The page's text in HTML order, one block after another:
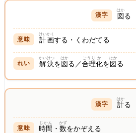
図
はか
る
計画
けいかく
する・くわだてる
解決
かいけつ
を 図
はか
る／合理
ごうり
化
か
を 図
はか
る
計
はか
る
時間
じかん
・数
かず
をかぞえる